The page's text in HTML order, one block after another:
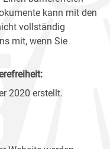
kann mit den
vollständig
mit, wenn Sie
2020 erstellt.